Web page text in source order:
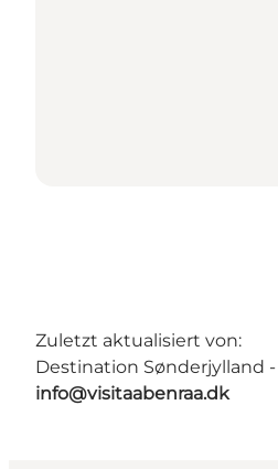
Zuletzt aktualisiert von:
Destination Sønderjylland -
info@visitaabenraa.dk